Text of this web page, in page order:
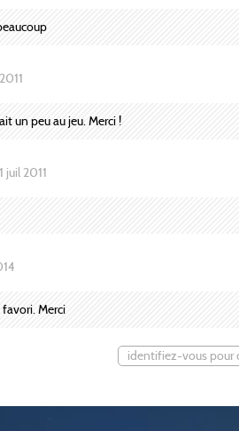
un peu au jeu. Merci !
juil 2011
Merci
identifiez-vous pour